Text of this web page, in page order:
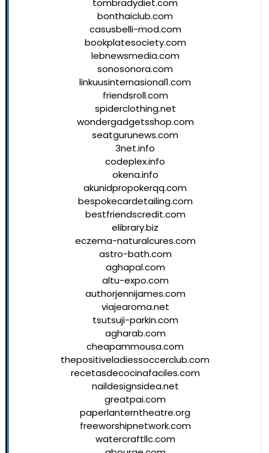
tombradydiet.com
bonthaiclub.com
casusbelli-mod.com
bookplatesociety.com
lebnewsmedia.com
sonosonora.com
linkuusinternasional1.com
friendsroll.com
spiderclothing.net
wondergadgetsshop.com
seatgurunews.com
3net.info
codeplex.info
okena.info
akunidpropokerqq.com
bespokecardetailing.com
bestfriendscredit.com
elibrary.biz
eczema-naturalcures.com
astro-bath.com
aghapal.com
altu-expo.com
authorjennijames.com
viajearoma.net
tsutsuji-parkin.com
agharab.com
cheapammousa.com
thepositiveladiessoccerclub.com
recetasdecocinafaciles.com
naildesignsidea.net
greatpai.com
paperlanterntheatre.org
freeworshipnetwork.com
watercraftllc.com